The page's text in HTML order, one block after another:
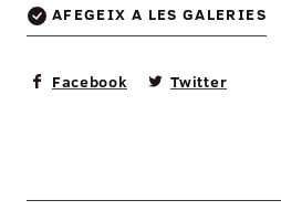
AFEGEIX A LES GALERIES
Facebook Twitter